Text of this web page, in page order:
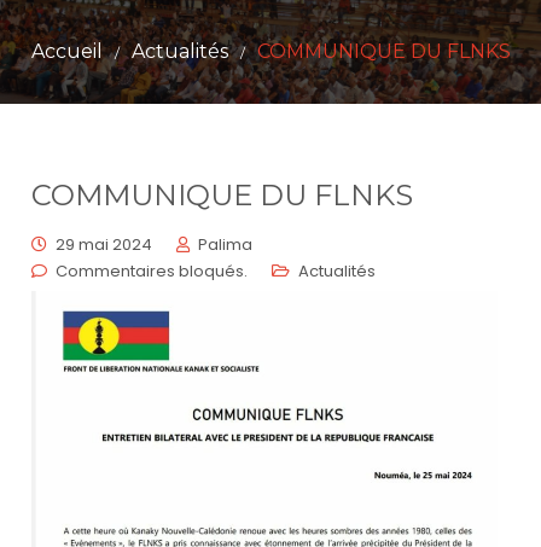
Accueil / Actualités / COMMUNIQUE DU FLNKS
COMMUNIQUE DU FLNKS
29 mai 2024
Palima
Commentaires bloqués.
Actualités